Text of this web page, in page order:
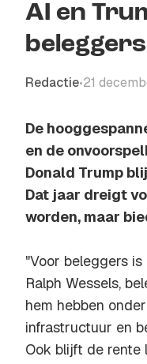
AI en
beleggers
Redactie•21
De
en de
Donald Trump
Dat jaar dreigt
worden, maar
"Voor beleggers
Ralph Wessels,
hem hebben
infrastructuur en
Ook blijft de rente